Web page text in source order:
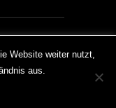
experience. We'll
opt-out if you wish.
Website weiter nutzt,
aus.